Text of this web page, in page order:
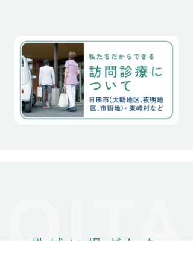
むなくご子息が住む街の老
人施設へ転居されました。
もう一人は、40°cを超える
梅雨明けの日々、炎天下で
畑仕事を行なってしまった
日
地域に根ざした